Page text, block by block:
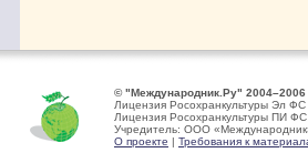
© "Международник.Ру" 2004–2006
Лицензия Росохранкультуры Эл
Лицензия Росохранкультуры ПИ
Учредитель: ООО
О проекте | Требования к